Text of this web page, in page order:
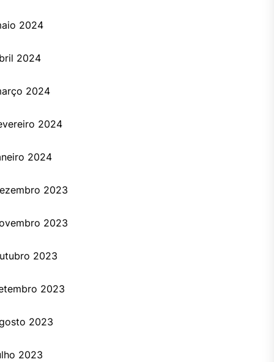
2024
2024
2024
2024
2024
2023
2023
2023
2023
2023
2023